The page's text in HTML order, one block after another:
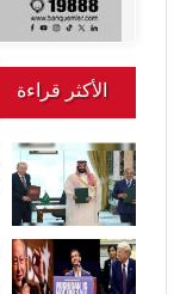
الأكثر قراءة